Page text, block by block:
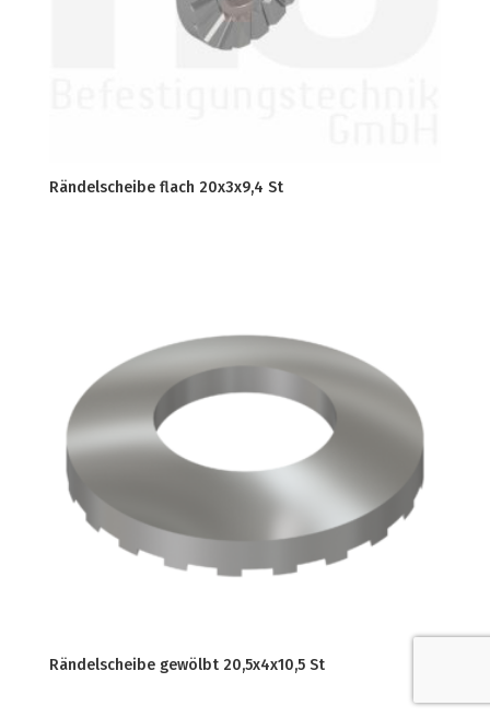
Rändelscheibe flach 20x3x9,4 St
Rändelscheibe gewölbt 20,5x4x10,5 St